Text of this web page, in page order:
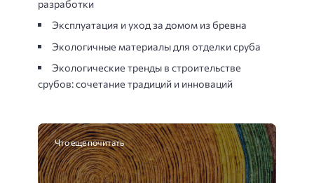
разработки
Эксплуатация и уход за домом из бревна
Экологичные материалы для отделки сруба
Экологические тренды в строительстве
срубов: сочетание традиций и инноваций
Что еще почитать